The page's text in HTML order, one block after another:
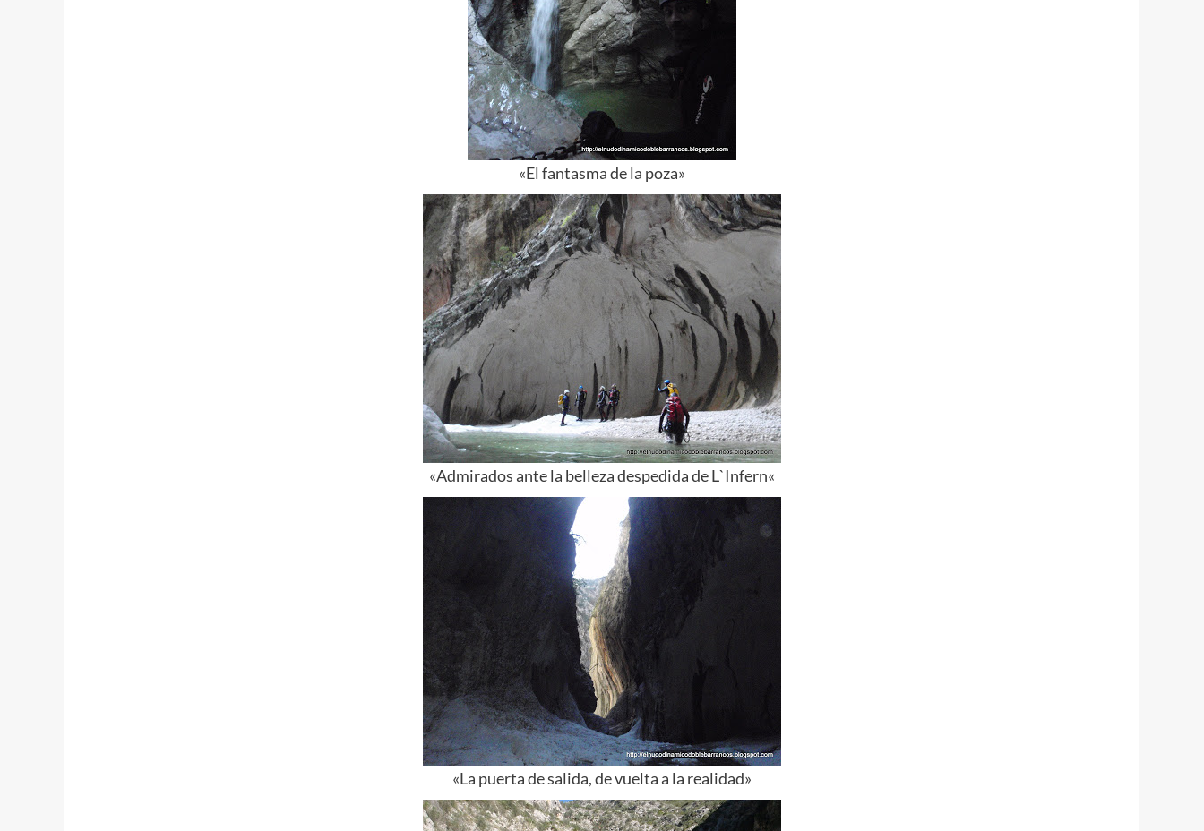
«El fantasma de la poza»
«Admirados ante la belleza despedida de L`Infern«
«La puerta de salida, de vuelta a la realidad»